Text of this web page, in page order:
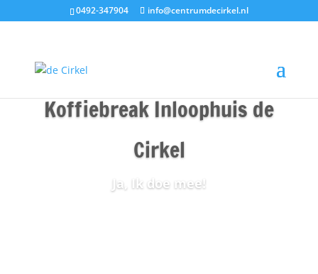
0492-347904 info@centrumdecirkel.nl
Koffiebreak Inloophuis de
Cirkel
Ja, Ik doe mee!